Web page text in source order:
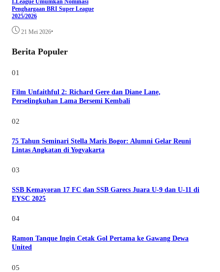
Penghargaan BRI Super League
2025/2026
21 Mei 2026•
Berita Populer
01
Film Unfaithful 2: Richard Gere dan Diane Lane,
Perselingkuhan Lama Bersemi Kembali
02
75 Tahun Seminari Stella Maris Bogor: Alumni Gelar Reuni
Lintas Angkatan di Yogyakarta
03
SSB Kemayoran 17 FC dan SSB Garecs Juara U-9 dan U-11 di
EYSC 2025
04
Ramon Tanque Ingin Cetak Gol Pertama ke Gawang Dewa
United
05